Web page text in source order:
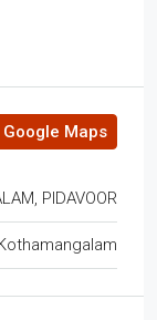
Maps
PIDAVOOR